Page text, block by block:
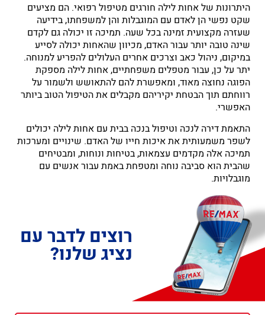
היתרונות של אחות לילה חורגים מטיפול רפואי. הם מציעים
שקט נפשי הן לאדם עם המוגבלות והן למשפחתו, בידיעה
שעזרה מקצועית זמינה בכל שעה. תמיכה זו יכולה גם לקדם
שינה טובה יותר עבור האדם, מכיוון שהאחות יכולה לסייע
במיקום, ניהול כאב וצרכים אחרים העלולים להפריע למנוחה.
יתר על כן, עבור מטפלים משפחתיים, אחות לילה מספקת
הפוגה נחוצה מאוד, ומאפשרת להם להתאושש ולשמור על
רווחתם תוך הבטחת יקיריהם מקבלים את הטיפול הטוב ביותר
האפשרי.
התאמת דירה לנכה וטיפול בנכה בבית עם אחות לילה יכולים
לשפר משמעותית את איכות חייו של האדם. שינויים ומערכות
תמיכה אלה מקדמים עצמאות, בטיחות ונוחות, ומבטיחים
שהבית הוא סביבה נוחה ומטפחת באמת עבור אנשים עם
מוגבלויות.
רוצים לדבר עם
נציג שלנו?